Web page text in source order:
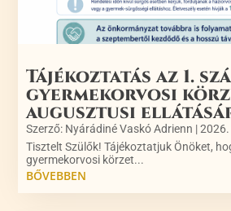
Tájékoztatás az 1.
gyermekorvosi
augusztusi
Szerző: Nyárádiné Vaskó Adrienn |
Tisztelt Szülők! Tájékoztatjuk Önöket,
gyermekorvosi körzet...
BŐVEBBEN